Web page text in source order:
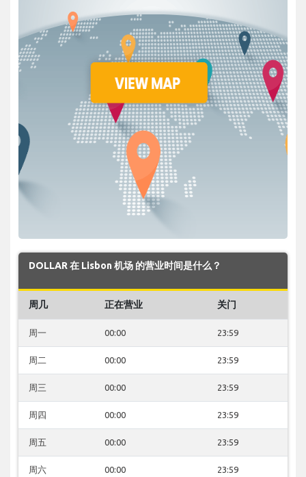
DOLLAR 在 Lisbon 机场 的营业时间是什么？
周几 正在营业 关门
周一 00:00 23:59
周二 00:00 23:59
周三 00:00 23:59
周四 00:00 23:59
周五 00:00 23:59
周六 00:00 23:59